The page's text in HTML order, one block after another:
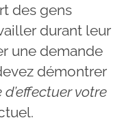
des gens
durant leur
une demande
démontrer
votre